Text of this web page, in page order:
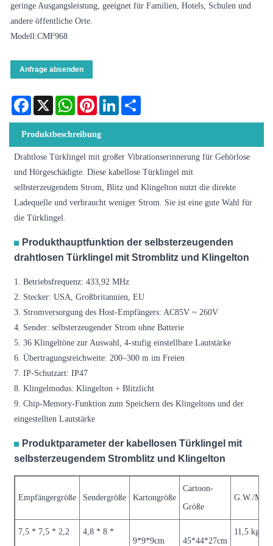
geringe Ausgangsleistung, geeignet für Familien, Hotels, Schulen und
andere öffentliche Orte.
Modell:CMF968
Anfrage absenden
Facebook
X WhatsAppPinterestLinkedIn
Produktbeschreibung
Drahtlose Türklingel mit großer Vibrationserinnerung für Gehörlose
und Hörgeschädigte. Diese kabellose Türklingel mit
selbsterzeugendem Strom, Blitz und Klingelton nutzt die direkte
Ladequelle und verbraucht weniger Strom. Sie ist eine gute Wahl für
die Türklingel.
Produkthauptfunktion der selbsterzeugenden
drahtlosen Türklingel mit Stromblitz und Klingelton
1. Betriebsfrequenz: 433,92 MHz
2. Stecker: USA, Großbritannien, EU
3. Stromversorgung des Host-Empfängers: AC85V ~ 260V
4. Sender: selbsterzeugender Strom ohne Batterie
5. 36 Klingeltöne zur Auswahl, 4-stufig einstellbare Lautstärke
6. Übertragungsreichweite: 200–300 m im Freien
7. IP-Schutzart: IP47
8. Klingelmodus: Klingelton + Blitzlicht
9. Chip-Memory-Funktion zum Speichern des Klingeltons und der
eingestellten Lautstärke
Produktparameter der kabellosen Türklingel mit
selbsterzeugendem Stromblitz und Klingelton
Empfängergröße Sendergröße Kartongröße
Cartoon-
Größe
G.W./
7,5 * 7,5 * 2,2
4,8 * 8 *
9*9*9cm 45*44*27cm
11,5 kg/75